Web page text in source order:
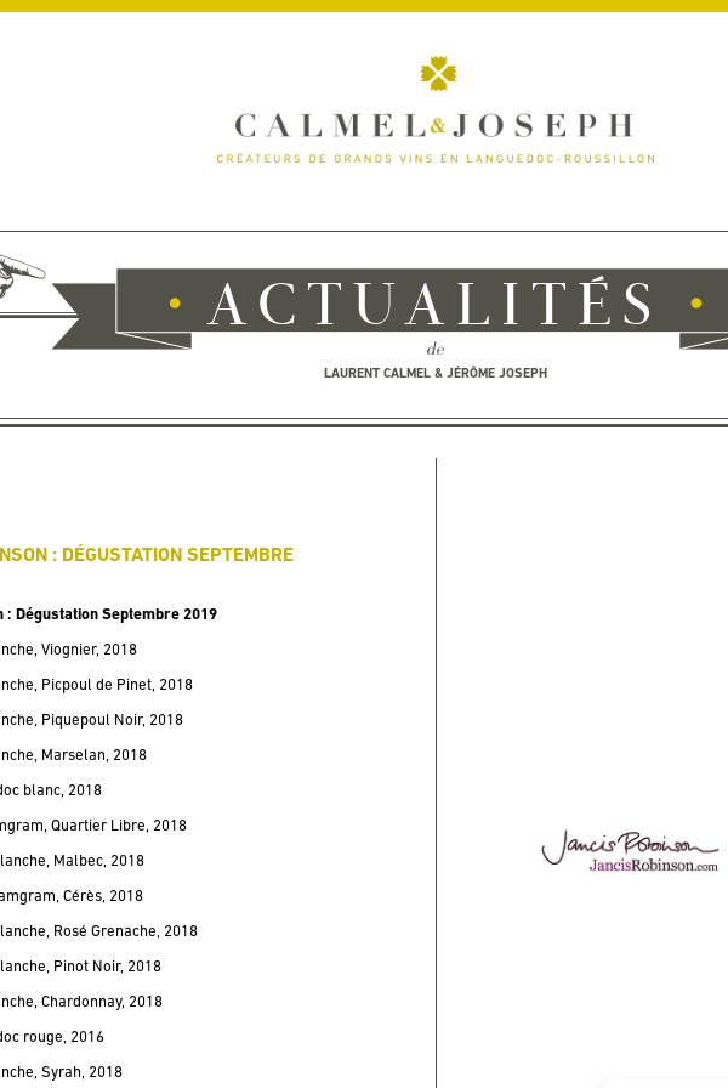
ACTUALITÉS
de
LAURENT CALMEL & JÉRÔME JOSEPH
: DÉGUSTATION SEPTEMBRE
: Dégustation Septembre 2019
Viognier, 2018
Picpoul de Pinet, 2018
Piquepoul Noir, 2018
Marselan, 2018
blanc, 2018
Quartier Libre, 2018
Malbec, 2018
Cérès, 2018
Rosé Grenache, 2018
Pinot Noir, 2018
Chardonnay, 2018
rouge, 2016
Syrah, 2018